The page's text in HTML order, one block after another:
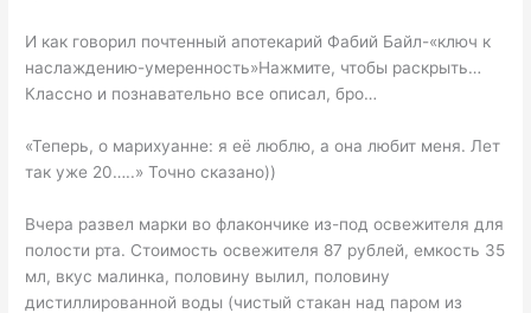
И как говорил почтенный апотекарий Фабий Байл-«ключ к
наслаждению-умеренность»Нажмите, чтобы раскрыть…
Классно и познавательно все описал, бро…
«Теперь, о марихуанне: я её люблю, а она любит меня. Лет
так уже 20…..» Точно сказано))
Вчера развел марки во флакончике из-под освежителя для
полости рта. Стоимость освежителя 87 рублей, емкость 35
мл, вкус малинка, половину вылил, половину
дистиллированной воды (чистый стакан над паром из